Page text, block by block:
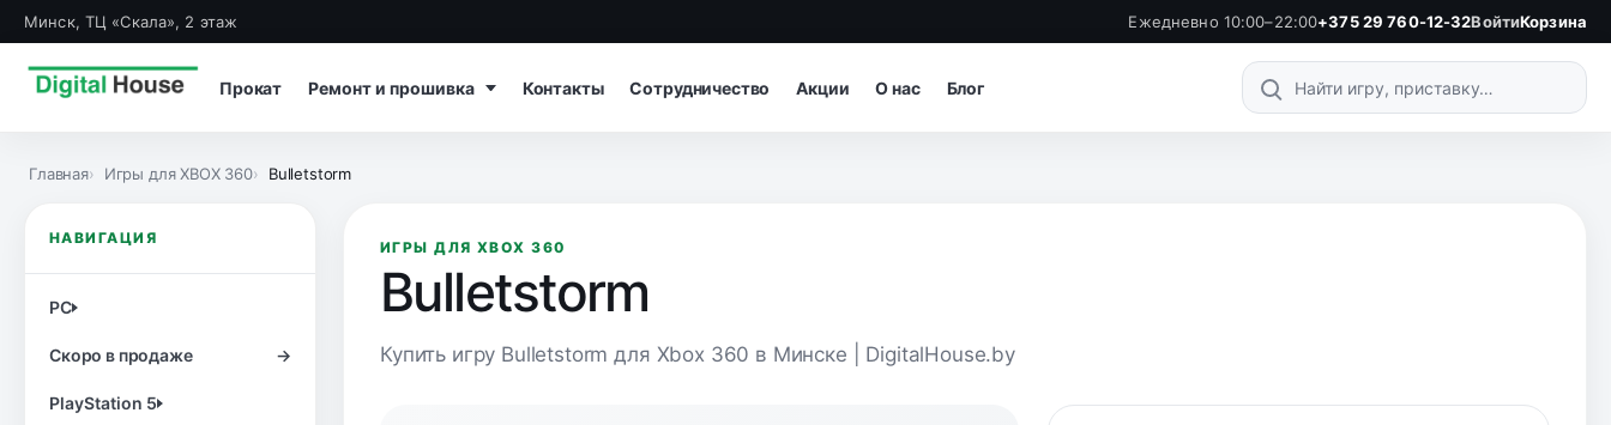
Минск, ТЦ «Скала», 2 этаж Ежедневно 10:00–22:00+375 29 760-12-32ВойтиКорзина
Прокат Ремонт и прошивка Контакты Сотрудничество Акции О нас Блог
Поиск по каталогу
Главная Игры для XBOX 360 Bulletstorm
НАВИГАЦИЯ
PC
Скоро в продаже →
PlayStation 5
ИГРЫ ДЛЯ XBOX 360
Bulletstorm
Купить игру Bulletstorm для Xbox 360 в Минске | DigitalHouse.by